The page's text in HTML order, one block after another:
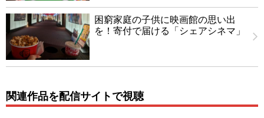
困窮家庭の子供に映画館の思い出
を！寄付で届ける「シェアシネマ」
関連作品を配信サイトで視聴